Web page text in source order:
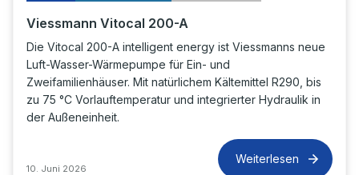
Viessmann Vitocal 200-A
Die Vitocal 200-A intelligent energy ist Viessmanns neue
Luft-Wasser-Wärmepumpe für Ein- und
Zweifamilienhäuser. Mit natürlichem Kältemittel R290, bis
zu 75 °C Vorlauftemperatur und integrierter Hydraulik in
der Außeneinheit.
10. Juni 2026
Weiterlesen